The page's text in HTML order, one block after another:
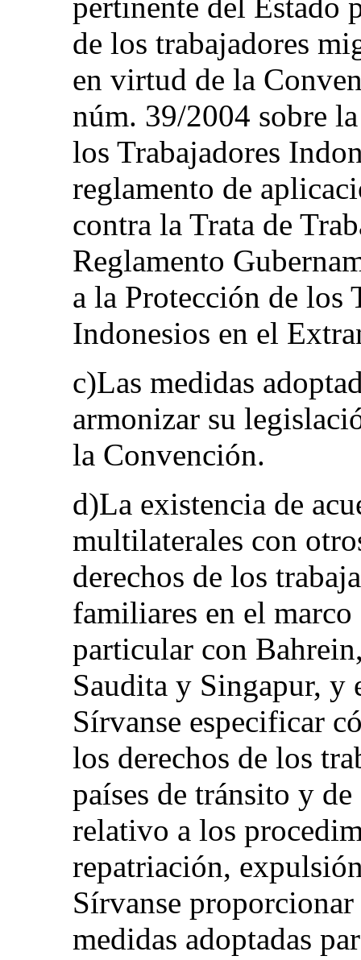
pertinente del Estado
de los trabajadores
en virtud de la
núm. 39/2004 sobre
los Trabajadores
reglamento de
contra la Trata de
Reglamento
a la Protección de los
Indonesios en el
c)Las medidas
armonizar su
la Convención.
d)La existencia de
multilaterales con
derechos de los
familiares en el
particular con
Saudita y Singapur, y
Sírvanse especificar
los derechos de los
países de tránsito y
relativo a los
repatriación,
Sírvanse
medidas adoptadas